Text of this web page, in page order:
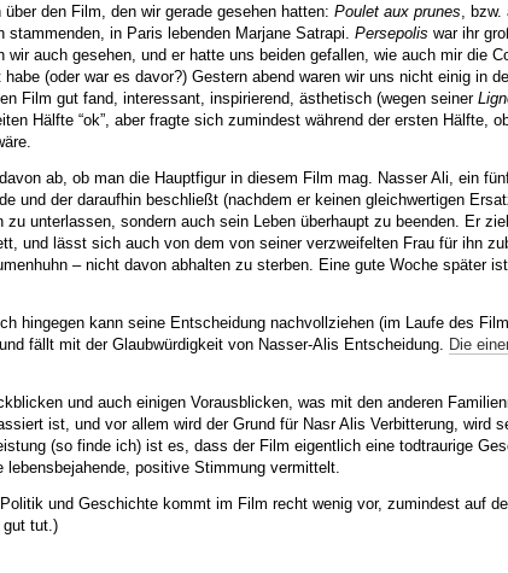
den Film, den wir gerade gesehen hatten: Poulet aux prunes ,
stammenden, in Paris lebenden Marjane Satrapi. Persepolis war ihr
wir auch gesehen, und er hatte uns beiden gefallen, wie auch mir die
(oder war es davor?) Gestern abend waren wir uns nicht einig in
Film gut fand, interessant, inspirierend, ästhetisch (wegen seiner
Hälfte “ok”, aber fragte sich zumindest während der ersten Hälfte,
ab, ob man die Hauptfigur in diesem Film mag. Nasser Ali, ein
und der daraufhin beschließt (nachdem er keinen gleichwertigen
unterlassen, sondern auch sein Leben überhaupt zu beenden. Er
und lässt sich auch von dem von seiner verzweifelten Frau für ihn
– nicht davon abhalten zu sterben. Eine gute Woche später
hingegen kann seine Entscheidung nachvollziehen (im Laufe des
fällt mit der Glaubwürdigkeit von Nasser-Alis Entscheidung. Die
und auch einigen Vorausblicken, was mit den anderen
ist, und vor allem wird der Grund für Nasr Alis Verbitterung, wird
(so finde ich) ist es, dass der Film eigentlich eine todtraurige
positive Stimmung vermittelt.
und Geschichte kommt im Film recht wenig vor, zumindest auf
tut.)